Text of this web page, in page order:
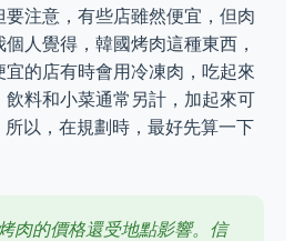
注意，有些店雖然便宜，但肉
人覺得，韓國烤肉這種東西，
的店有時會用冷凍肉，吃起來
飲料和小菜通常另計，加起來可
以，在規劃時，最好先算一下
肉的價格還受地點影響。信